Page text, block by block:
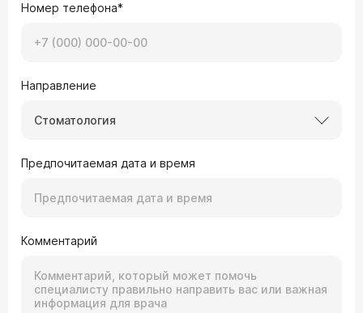
Номер телефона*
Направление
Стоматология
Предпочитаемая дата и время
Комментарий